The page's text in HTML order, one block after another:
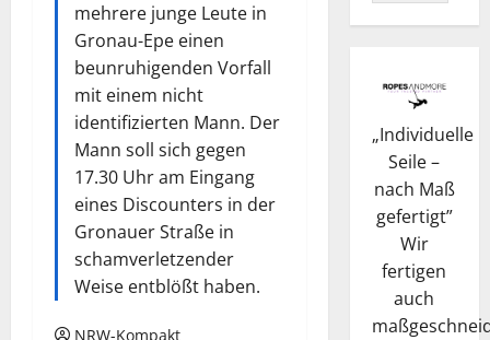
mehrere junge Leute in
Gronau-Epe einen
beunruhigenden Vorfall
mit einem nicht
identifizierten Mann. Der
Mann soll sich gegen
17.30 Uhr am Eingang
eines Discounters in der
Gronauer Straße in
schamverletzender
Weise entblößt haben.
NRW-Kompakt
„Individuelle
Seile –
nach Maß
gefertigt”
Wir
fertigen
auch